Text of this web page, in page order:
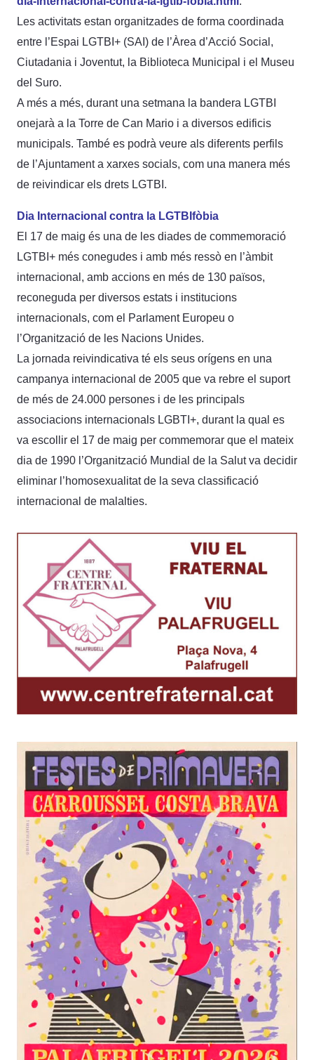
Les activitats estan organitzades de forma coordinada
entre l’Espai LGTBI+ (SAI) de l’Àrea d’Acció Social,
Ciutadania i Joventut, la Biblioteca Municipal i el Museu
del Suro.
A més a més, durant una setmana la bandera LGTBI
onejarà a la Torre de Can Mario i a diversos edificis
municipals. També es podrà veure als diferents perfils
de l’Ajuntament a xarxes socials, com una manera més
de reivindicar els drets LGTBI.
Dia Internacional contra la LGTBIfòbia
El 17 de maig és una de les diades de commemoració
LGTBI+ més conegudes i amb més ressò en l’àmbit
internacional, amb accions en més de 130 països,
reconeguda per diversos estats i institucions
internacionals, com el Parlament Europeu o
l’Organització de les Nacions Unides.
La jornada reivindicativa té els seus orígens en una
campanya internacional de 2005 que va rebre el suport
de més de 24.000 persones i de les principals
associacions internacionals LGBTI+, durant la qual es
va escollir el 17 de maig per commemorar que el mateix
dia de 1990 l’Organització Mundial de la Salut va decidir
eliminar l’homosexualitat de la seva classificació
internacional de malalties.